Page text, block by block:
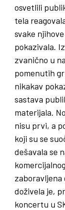
osvetlili
tela
svake
pokazivala.
zvanično u
pomenutih
nikakav
sastava
materijala.
nisu prvi, a
koji su se
dešavala se
zaboravljena
doživela je,
koncertu u